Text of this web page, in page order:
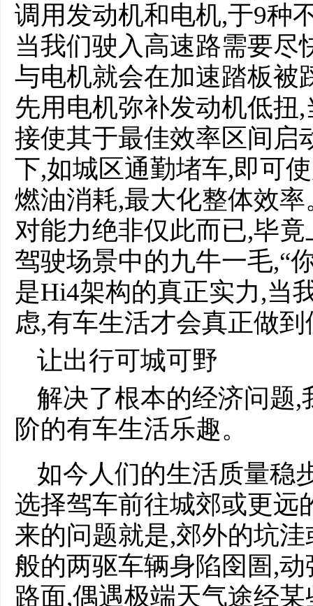
调用发动机和电机,于9种
当我们驶入高速路需要尽
与电机就会在加速踏板被
先用电机弥补发动机低扭
接使其于最佳效率区间启
下,如城区通勤堵车,即可
燃油消耗,最大化整体效
对能力绝非仅此而已,毕
驾驶场景中的九牛一毛,“
是Hi4架构的真正实力,当
虑,有车生活才会真正做
让出行可城可野
解决了根本的经济问题
阶的有车生活乐趣。
如今人们的生活质量稳
选择驾车前往城郊或更远
来的问题就是,郊外的坑
般的两驱车辆身陷囹圄,
路面,偶遇极端天气途经